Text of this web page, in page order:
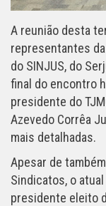
A reunião desta
representantes
do SINJUS, do
final do encontro
presidente do
Azevedo Corrêa
mais detalhadas.
Apesar de
Sindicatos, o
presidente eleito